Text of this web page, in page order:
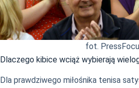
fot.
Dlaczego kibice wciąż wybierają
Dla prawdziwego miłośnika tenisa